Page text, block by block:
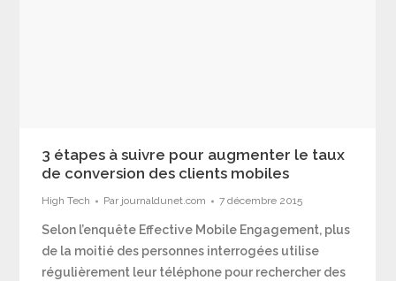
3 étapes à suivre pour augmenter le taux
de conversion des clients mobiles
High Tech Par journaldunet.com 7 décembre 2015
Selon l’enquête Effective Mobile Engagement, plus
de la moitié des personnes interrogées utilise
régulièrement leur téléphone pour rechercher des